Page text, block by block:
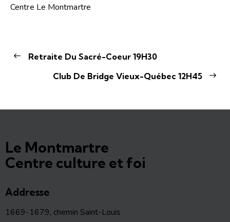
Centre Le Montmartre
Retraite Du Sacré-Coeur 19H30
Club De Bridge Vieux-Québec 12H45
Le Montmartre
Centre culture et foi
Addresse
1669-1679, chemin Saint-Louis